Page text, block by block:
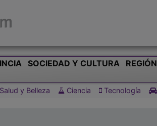
SOCIEDAD Y CULTURA REGIÓN
y Belleza Ciencia Tecnología